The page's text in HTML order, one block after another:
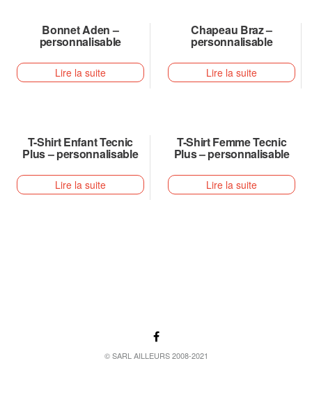
Bonnet Aden –
personnalisable
Lire la suite
Chapeau Braz –
personnalisable
Lire la suite
T-Shirt Enfant Tecnic
Plus – personnalisable
Lire la suite
T-Shirt Femme Tecnic
Plus – personnalisable
Lire la suite
© SARL AILLEURS 2008-2021